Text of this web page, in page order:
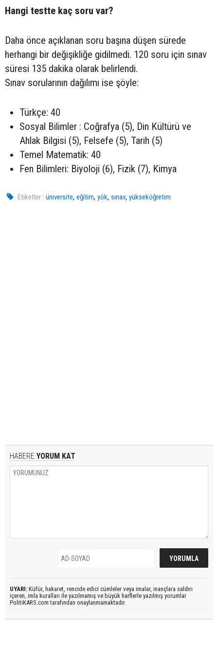
Hangi testte kaç soru var?
Daha önce açıklanan soru başına düşen sürede
herhangi bir değişikliğe gidilmedi. 120 soru için sınav
süresi 135 dakika olarak belirlendi.
Sınav sorularının dağılımı ise şöyle:
Türkçe: 40
Sosyal Bilimler : Coğrafya (5), Din Kültürü ve
Ahlak Bilgisi (5), Felsefe (5), Tarih (5)
Temel Matematik: 40
Fen Bilimleri: Biyoloji (6), Fizik (7), Kimya
Etiketler : üniversite,eğitim,yök,sınav,yükseköğretim
HABERE YORUM KAT
UYARI: Küfür, hakaret, rencide edici cümleler veya imalar, inançlara saldırı
içeren, imla kuralları ile yazılmamış ve büyük harflerle yazılmış yorumlar
PolitiKARS.com tarafından onaylanmamaktadır.